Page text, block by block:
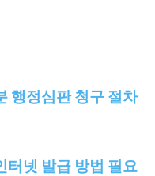
행정심판 청구 절차
터넷 발급 방법 필요